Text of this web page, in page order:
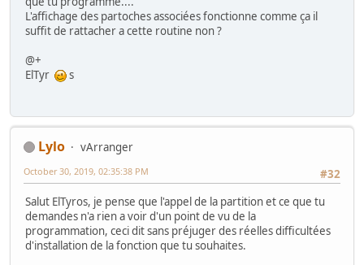
L'affichage des partoches associées fonctionne comme ça il
suffit de rattacher a cette routine non ?
@+
ElTyr
s
Lylo
vArranger
#32
October 30, 2019, 02:35:38 PM
Salut ElTyros, je pense que l'appel de la partition et ce que tu
demandes n'a rien a voir d'un point de vu de la
programmation, ceci dit sans préjuger des réelles difficultées
d'installation de la fonction que tu souhaites.